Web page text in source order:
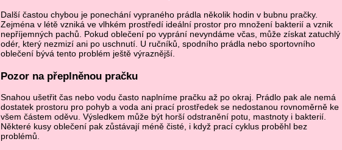
Další častou chybou je ponechání vypraného prádla několik hodin v bubnu pračky.
Zejména v létě vzniká ve vlhkém prostředí ideální prostor pro množení bakterií a vznik
nepříjemných pachů. Pokud oblečení po vyprání nevyndáme včas, může získat zatuchlý
odér, který nezmizí ani po uschnutí. U ručníků, spodního prádla nebo sportovního
oblečení bývá tento problém ještě výraznější.
Pozor na přeplněnou pračku
Snahou ušetřit čas nebo vodu často naplníme pračku až po okraj. Prádlo pak ale nemá
dostatek prostoru pro pohyb a voda ani prací prostředek se nedostanou rovnoměrně ke
všem částem oděvu. Výsledkem může být horší odstranění potu, mastnoty i bakterií.
Některé kusy oblečení pak zůstávají méně čisté, i když prací cyklus proběhl bez
problémů.